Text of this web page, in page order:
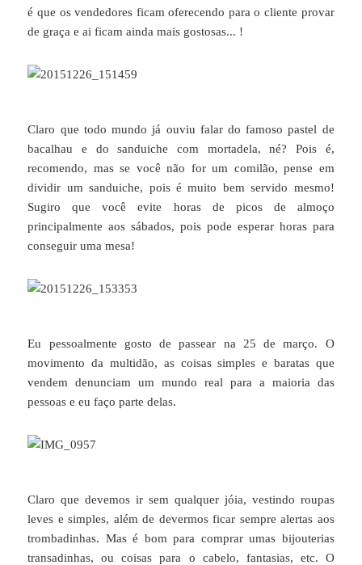
é que os vendedores ficam oferecendo para o cliente provar
de graça e ai ficam ainda mais gostosas... !
Claro que todo mundo já ouviu falar do famoso pastel de
bacalhau e do sanduiche com mortadela, né? Pois é,
recomendo, mas se você não for um comilão, pense em
dividir um sanduiche, pois é muito bem servido mesmo!
Sugiro que você evite horas de picos de almoço
principalmente aos sábados, pois pode esperar horas para
conseguir uma mesa!
Eu pessoalmente gosto de passear na 25 de março. O
movimento da multidão, as coisas simples e baratas que
vendem denunciam um mundo real para a maioria das
pessoas e eu faço parte delas.
Claro que devemos ir sem qualquer jóia, vestindo roupas
leves e simples, além de devermos ficar sempre alertas aos
trombadinhas. Mas é bom para comprar umas bijouterias
transadinhas, ou coisas para o cabelo, fantasias, etc. O